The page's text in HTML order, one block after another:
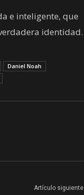
e inteligente, que
identidad.
Daniel Noah
Artículo siguiente